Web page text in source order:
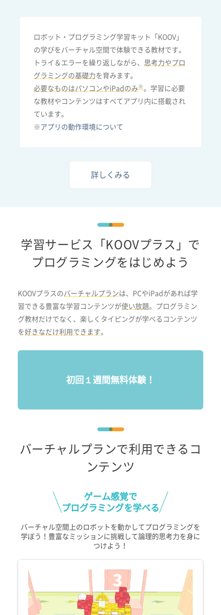
ロボット・プログラミング学習キット「KOOV」
の学びをバーチャル空間で体験できる教材です。
トライ＆エラーを繰り返しながら、 思考力やプロ
グラミングの基礎力を育みます。
必要なものはパソコンやiPadのみ ※ 。学習に必要
な教材やコンテンツはすべてアプリ内に搭載され
ています。
※ アプリの動作環境について
詳しくみる
学習サービス「KOOVプラス」で
プログラミングをはじめよう
KOOVプラスの バーチャルプランは、PCやiPadがあれば学
習できる豊富な学習コンテンツが使い放題。プログラミン
グ教材だけでなく、楽しくタイピングが学べるコンテンツ
を好きなだけ利用できます。
初回１週間無料体験！
バーチャルプランで利用できるコ
ンテンツ
ゲーム感覚で
プログラミングを学べる
バーチャル空間上のロボットを動かしてプログラミングを
学ぼう！豊富なミッションに挑戦して論理的思考力を身に
つけよう！